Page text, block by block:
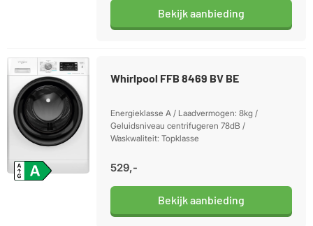
Bekijk aanbieding
Whirlpool FFB 8469 BV BE
Energieklasse A / Laadvermogen: 8kg /
Geluidsniveau centrifugeren 78dB /
Waskwaliteit: Topklasse
529,-
Bekijk aanbieding